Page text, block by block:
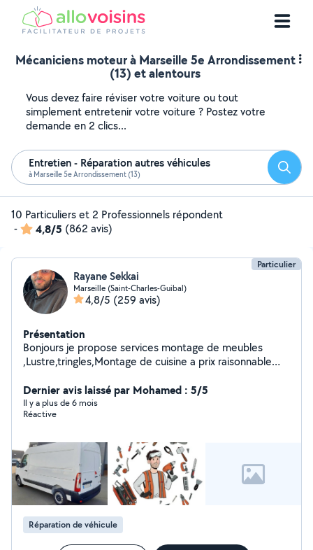
Mécaniciens moteur à Marseille 5e Arrondissement
(13) et alentours
Vous devez faire réviser votre voiture ou tout
simplement entretenir votre voiture ? Postez votre
demande en 2 clics...
Entretien - Réparation autres véhicules
à Marseille 5e Arrondissement (13)
10 Particuliers et 2 Professionnels répondent
-
4,8/5 (862 avis)
Particulier
Rayane Sekkai
Marseille (Saint-Charles-Guibal)
4,8/5 (259 avis)
Présentation
Bonjours je propose services montage de meubles
,Lustre,tringles,Montage de cuisine a prix raisonnable
Dernier avis laissé par Mohamed : 5/5
Il y a plus de 6 mois
Réactive
Réparation de véhicule